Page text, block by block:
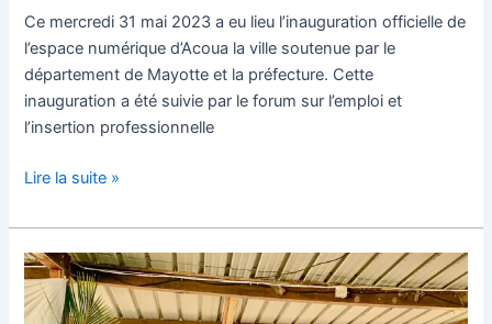
Ce mercredi 31 mai 2023 a eu lieu l’inauguration officielle de
l’espace numérique d’Acoua la ville soutenue par le
département de Mayotte et la préfecture. Cette
inauguration a été suivie par le forum sur l’emploi et
l’insertion professionnelle
Lire la suite »
Design
Palas